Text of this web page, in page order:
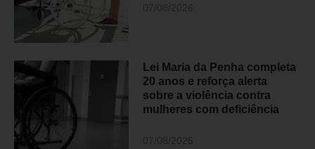
Lei Maria da Penha completa
20 anos e reforça alerta
sobre a violência contra
mulheres com deficiência